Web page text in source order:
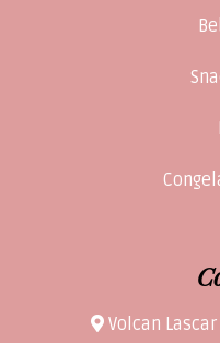
Volcan Lascar